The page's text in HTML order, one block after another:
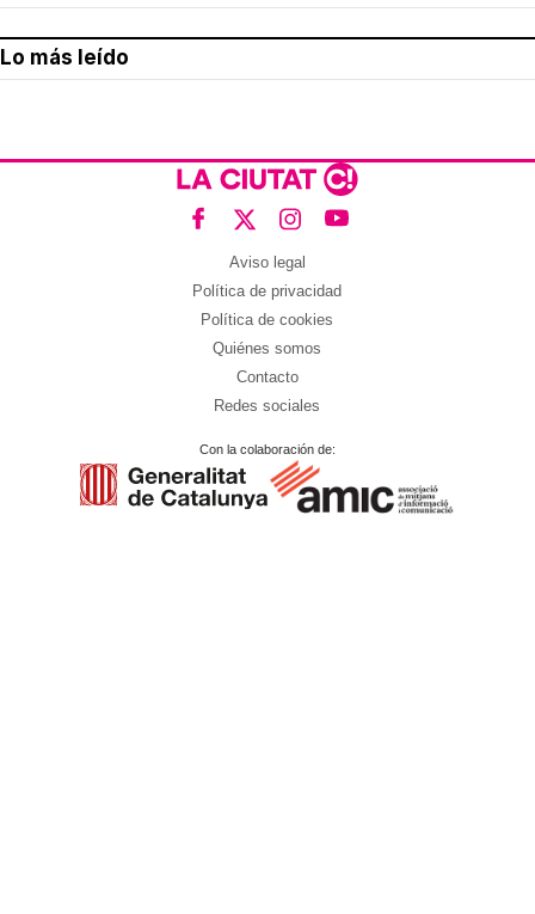
Lo más leído
Aviso legal
Política de privacidad
Política de cookies
Quiénes somos
Contacto
Redes sociales
Con la colaboración de: